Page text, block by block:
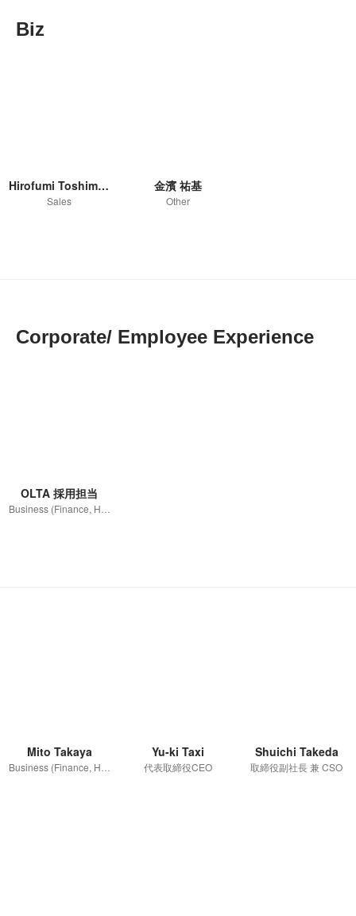
Biz
Hirofumi Toshimori
Sales
金濱 祐基
Other
Corporate/ Employee Experience
OLTA 採用担当
Mito Takaya Yu-ki Taxi
代表取締役CEO
Shuichi Takeda
取締役副社長 兼 CSO